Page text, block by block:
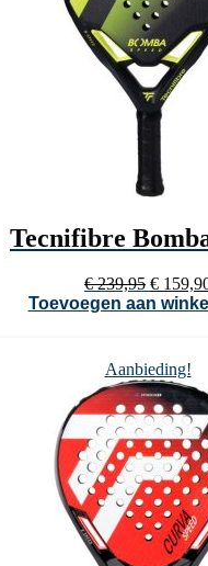
Tecnifibre
€239,95
prijs
€
Toevoegen aan
Aanbieding!